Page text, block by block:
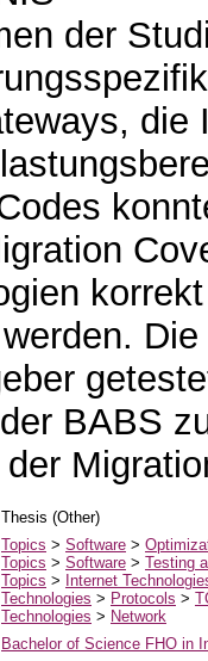
der
die
BABS
Thesis (Other)
Topics > Software >
Topics > Software > Testing
Topics > Internet
Technologies > Protocols >
Technologies > Network
Bachelor of Science FHO in